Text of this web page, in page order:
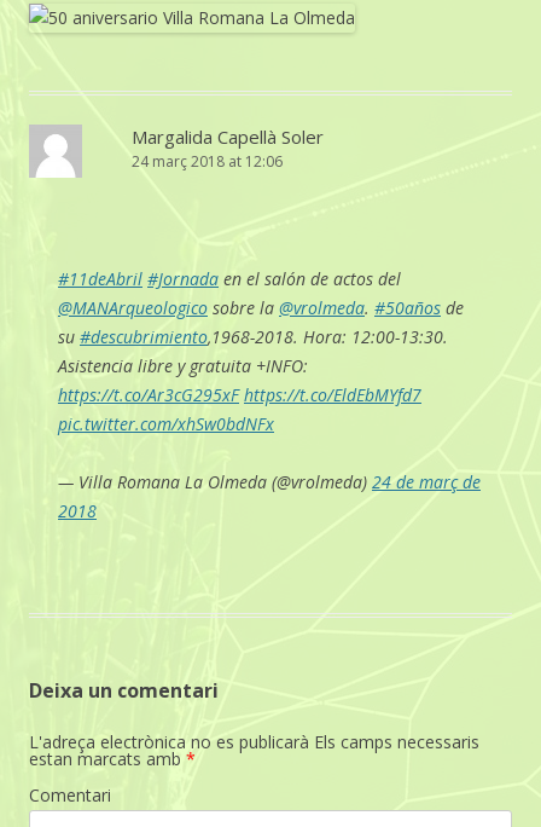
Margalida Capellà Soler
24 març 2018 at 12:06
#11deAbril #Jornada en el salón de actos del
@MANArqueologico sobre la @vrolmeda. #50años de
su #descubrimiento,1968-2018. Hora: 12:00-13:30.
Asistencia libre y gratuita +INFO:
https://t.co/Ar3cG295xF https://t.co/EldEbMYfd7
pic.twitter.com/xhSw0bdNFx
— Villa Romana La Olmeda (@vrolmeda) 24 de març de
2018
Deixa un comentari
L'adreça electrònica no es publicarà Els camps necessaris
estan marcats amb *
Comentari